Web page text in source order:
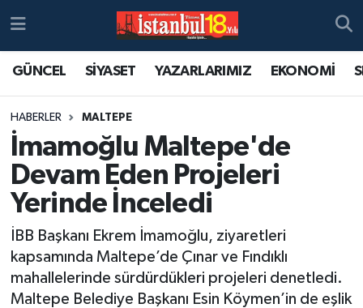
GÜNCEL SİYASET YAZARLARIMIZ EKONOMİ
HABERLER MALTEPE
İmamoğlu Maltepe'de
Devam Eden Projeleri
Yerinde İnceledi
İBB Başkanı Ekrem İmamoğlu, ziyaretleri
kapsamında Maltepe’de Çınar ve Fındıklı
mahallelerinde sürdürdükleri projeleri denetledi.
Maltepe Belediye Başkanı Esin Köymen’in de eşlik